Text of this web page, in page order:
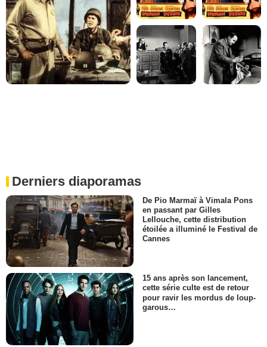
Derniers diaporamas
De Pio Marmaï à Vimala Pons
en passant par Gilles
Lellouche, cette distribution
étoilée a illuminé le Festival de
Cannes
15 ans après son lancement,
cette série culte est de retour
pour ravir les mordus de loup-
garous…